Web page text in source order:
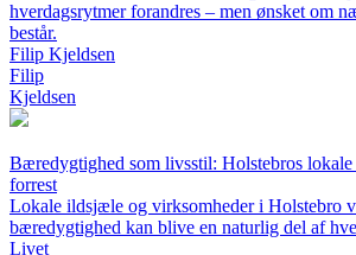
hverdagsrytmer forandres – men ønsket om
består.
Filip Kjeldsen
Filip
Kjeldsen
Bæredygtighed som livsstil: Holstebros
forrest
Lokale ildsjæle og virksomheder i Holstebro
bæredygtighed kan blive en naturlig del af
Livet